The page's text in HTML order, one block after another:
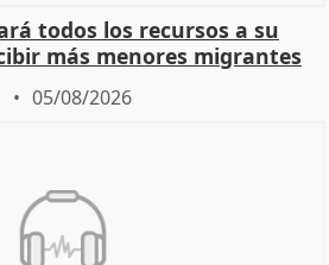
todos los recursos a su
más menores migrantes
05/08/2026